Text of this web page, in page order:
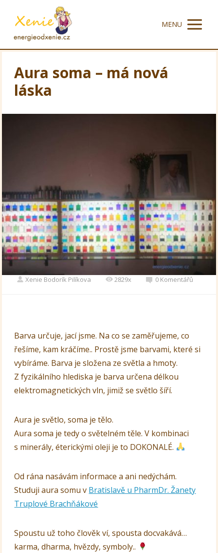
MENU
Aura soma – má nová
láska
Xenie Bodorík Pilíkova 2829x 0 Komentářů
Barva určuje, jací jsme. Na co se zaměřujeme, co
řešíme, kam kráčíme.. Prostě jsme barvami, které si
vybíráme. Barva je složena ze světla a hmoty.
Z fyzikálního hlediska je barva určena délkou
elektromagnetických vln, jimiž se světlo šíří.
Aura je světlo, soma je tělo.
Aura soma je tedy o světelném těle. V kombinaci
s minerály, éterickými oleji je to DOKONALÉ.
Od rána nasávám informace a ani nedýchám.
Studuji aura somu v Bratislavě u PharmDr. Žanety
Truplové Brachňákové
Spoustu už toho člověk ví, spousta docvakává…
karma, dharma, hvězdy, symboly..